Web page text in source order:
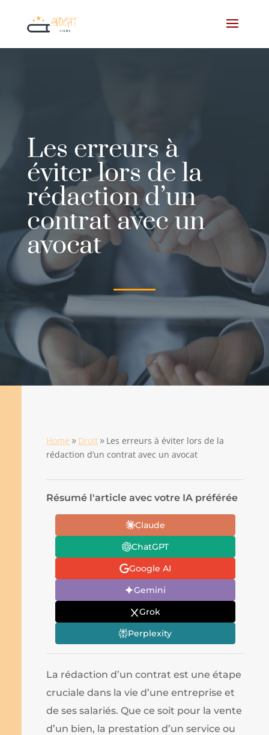
Les erreurs à
éviter lors de la
rédaction d’un
contrat avec un
avocat
Home 9 Droit 9 Les erreurs à éviter lors de la
rédaction d’un contrat avec un avocat
Résumé l'article avec votre IA préférée
Claude
ChatGPT
Google AI
Gemini
Grok
Perplexity
La rédaction d’un contrat est une étape
cruciale dans la vie d’une entreprise et
de ses salariés. Que ce soit pour la vente
d’un bien, la prestation d’un service ou